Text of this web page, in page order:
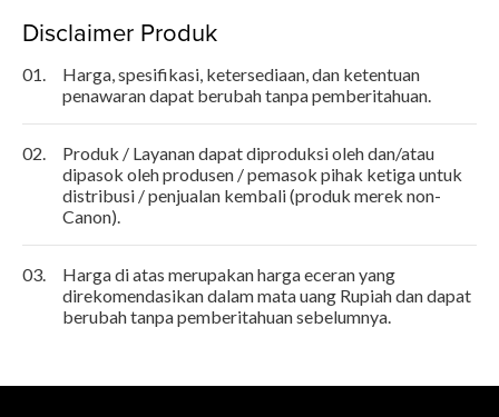
Disclaimer Produk
01.
Harga, spesifikasi, ketersediaan, dan ketentuan
penawaran dapat berubah tanpa pemberitahuan.
02.
Produk / Layanan dapat diproduksi oleh dan/atau
dipasok oleh produsen / pemasok pihak ketiga untuk
distribusi / penjualan kembali (produk merek non-
Canon).
03.
Harga di atas merupakan harga eceran yang
direkomendasikan dalam mata uang Rupiah dan dapat
berubah tanpa pemberitahuan sebelumnya.